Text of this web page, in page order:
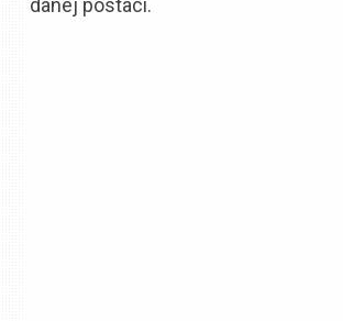
danej postaci.